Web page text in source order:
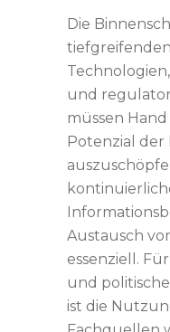
Die
und
müssen
Potenzial der
Austausch
essenziell.
und
ist die